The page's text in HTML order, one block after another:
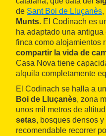
de Sant Boi de Lluçanès,
Munts. El Codinach es
ha adaptado una
finca como alojamientos
compartir la vida de
Casa Nova tiene
alquila completamente
El Codinach se halla a
Boi de Lluçanès, zona
unos mil metros de
setas, bosques densos
recomendable recorrer